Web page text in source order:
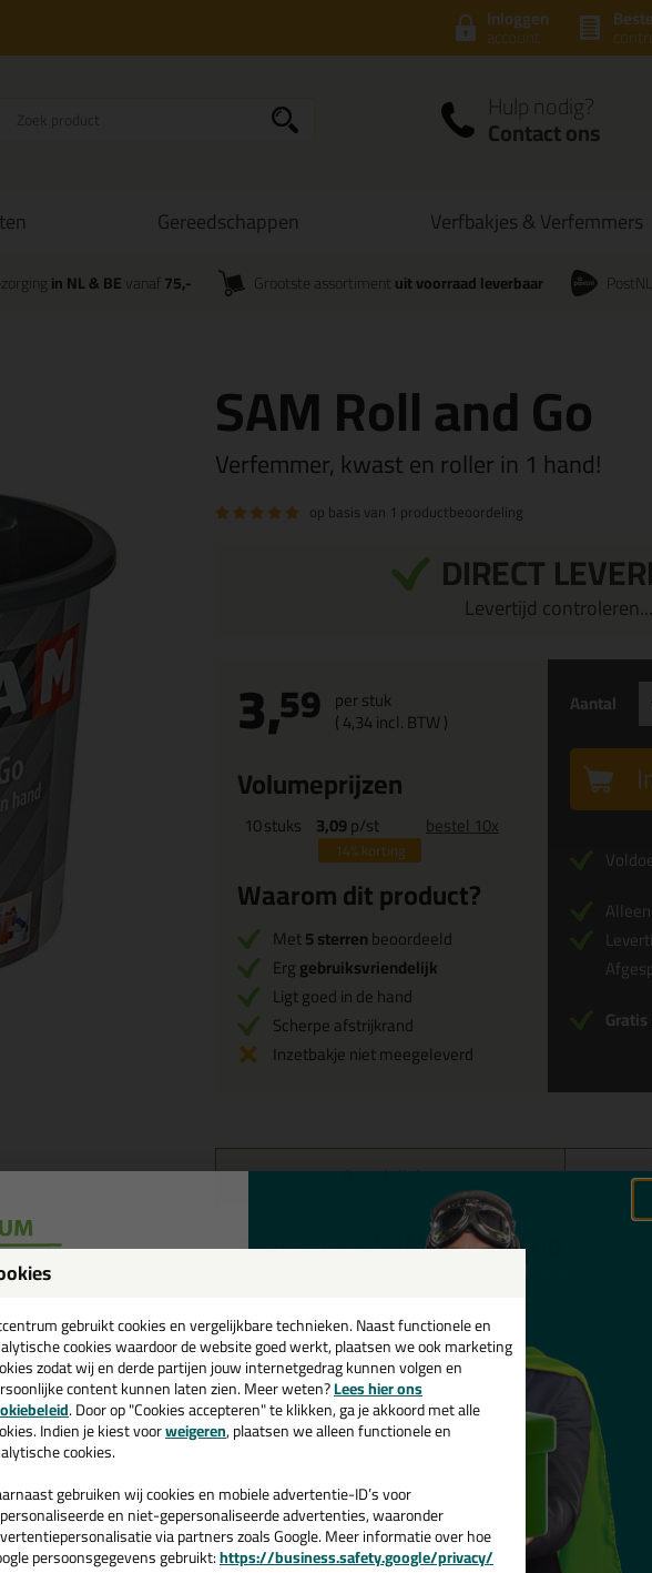
Inloggen
account
Hulp nodig?
Contact ons
Gereedschappen Verfbakjes & Verfemmers
in NL & BEvanaf 75,- Grootste assortiment uit voorraad leverbaar
SAM Roll and Go
Verfemmer, kwast en roller in 1 hand!
op basis van 1 productbeoordeling
DIRECT
Levertijd controleren...
3,59 per stuk
(4,34incl. BTW )
Volumeprijzen
10stuks 3,09p/st
14%korting
bestel 10x
Waarom dit product?
Met5 sterrenbeoordeeld
Erggebruiksvriendelijk
Ligt goed in de hand
Scherpe afstrijkrand
Inzetbakje niet meegeleverd
Aantal
Gratis
Omschrijving
Reviews voor:SAM Roll and Go
sterren,
Sinds kort overgestapt van de blikken emmertjes
Erg tevreden mee en zeer handig in gebruik!
Geschreven door Rens van Ineveld op 5 juli 2024
Ook een review schrijven?
Schrijf hier je review over SAM Roll and Go >
gebruikt cookies en vergelijkbare technieken. Naast functionele en
cookies waardoor de website goed werkt, plaatsen we ook marketing
zodat wij en derde partijen jouw internetgedrag kunnen volgen en
content kunnen laten zien. Meer weten?Lees hier ons
. Door op "Cookies accepteren" te klikken, ga je akkoord met alle
Indien je kiest voorweigeren, plaatsen we alleen functionele en
cookies.
gebruiken wij cookies en mobiele advertentie-ID’s voor
en niet-gepersonaliseerde advertenties, waaronder
via partners zoals Google. Meer informatie over hoe
persoonsgegevens gebruikt:https://business.safety.google/privacy/
💚
en ontvang een
€35,-bij je eerste bestelling!
de actiecode ›